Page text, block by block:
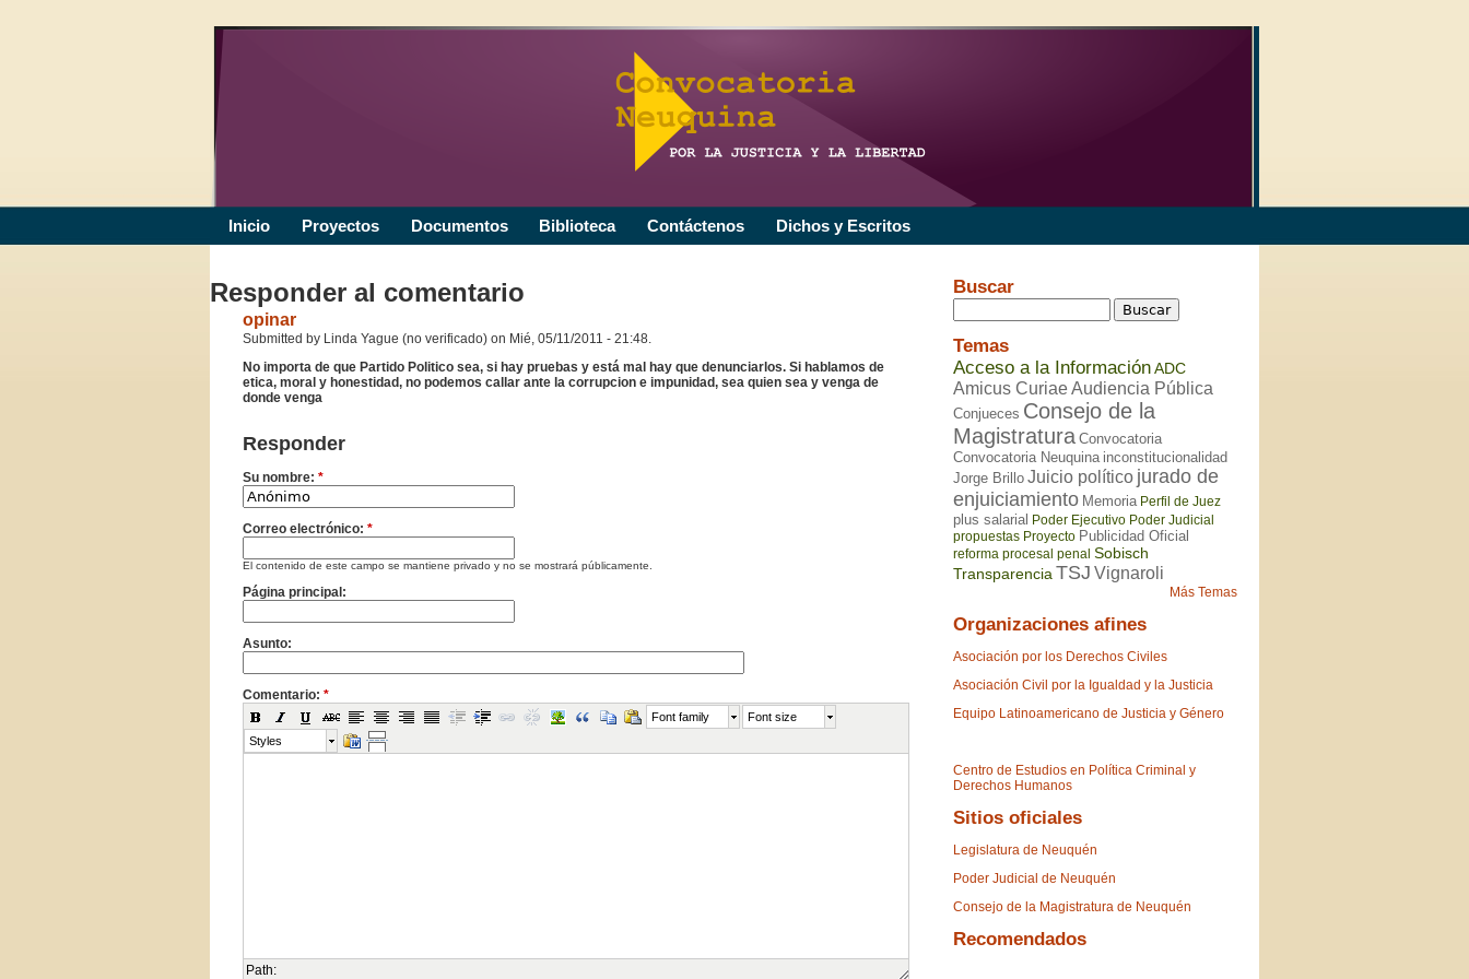
Inicio Proyectos Documentos Biblioteca Contáctenos Dichos y Escritos
Responder al comentario
opinar
Submitted by Linda Yague (no verificado) on Mié, 05/11/2011 - 21:48.
No importa de que Partido Politico sea, si hay pruebas y está mal hay que denunciarlos. Si hablamos de
etica, moral y honestidad, no podemos callar ante la corrupcion e impunidad, sea quien sea y venga de
donde venga
Responder
Su nombre: *
Correo electrónico: *
El contenido de este campo se mantiene privado y no se mostrará públicamente.
Página principal:
Asunto:
Comentario: *
Font family
Font size
Styles
Path:
Buscar
Temas
Acceso a la InformaciónADC
Amicus CuriaeAudiencia Pública
Conjueces Consejo de la
Magistratura Convocatoria
Convocatoria Neuquina inconstitucionalidad
Jorge Brillo Juicio político jurado de
enjuiciamiento Memoria Perfil de Juez
plus salarial Poder Ejecutivo Poder Judicial
propuestas Proyecto Publicidad Oficial
reforma procesal penal Sobisch
Transparencia TSJ Vignaroli
Más Temas
Organizaciones afines
Asociación por los Derechos Civiles
Asociación Civil por la Igualdad y la Justicia
Equipo Latinoamericano de Justicia y Género
Centro de Estudios en Política Criminal y
Derechos Humanos
Sitios oficiales
Legislatura de Neuquén
Poder Judicial de Neuquén
Consejo de la Magistratura de Neuquén
Recomendados